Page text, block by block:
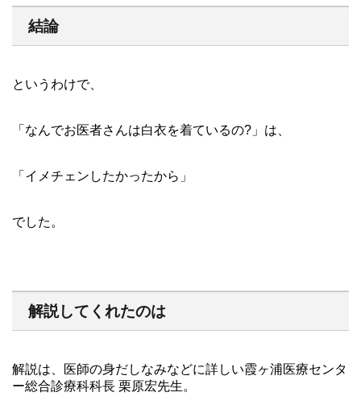
結論
というわけで、
「なんでお医者さんは白衣を着ているの?」は、
「イメチェンしたかったから」
でした。
解説してくれたのは
解説は、医師の身だしなみなどに詳しい霞ヶ浦医療センタ
ー総合診療科科長 栗原宏先生。